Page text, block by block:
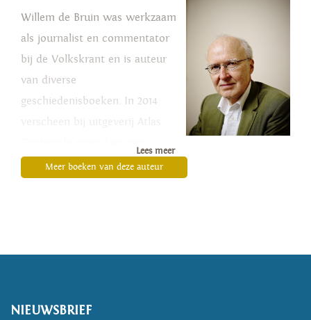
Willem de Bruin was werkzaam
als journalist en commentator
bij de Volkskrant en is auteur
van diverse
geschiedenisboeken. In 2014
geweest, een boek over
Lees meer
Meer boeken van deze auteur
NIEUWSBRIEF